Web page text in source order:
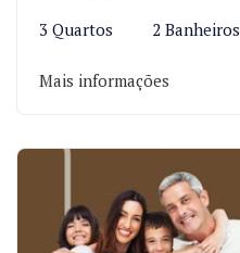
3 Quartos 2 Banheiros
Mais informações